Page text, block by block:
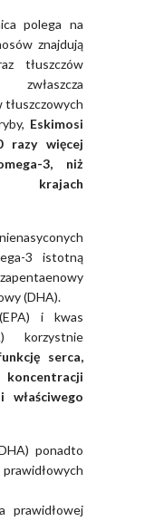
polega na
znajdują
tłuszczów
zwłaszcza
Eskimosi
razy więcej
3, niż
krajach
3 istotną
(DHA).
i kwas
korzystnie
serca,
ponadto
prawidłowej